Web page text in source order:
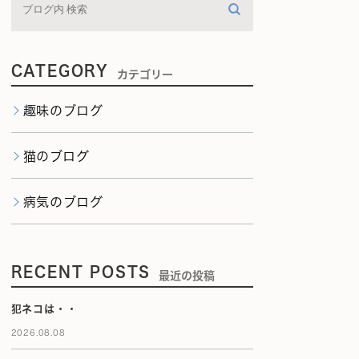
CATEGORY カテゴリー
趣味のブログ
猫のブログ
病気のブログ
RECENT POSTS 最近の投稿
犯ネコは・・
2026.08.08